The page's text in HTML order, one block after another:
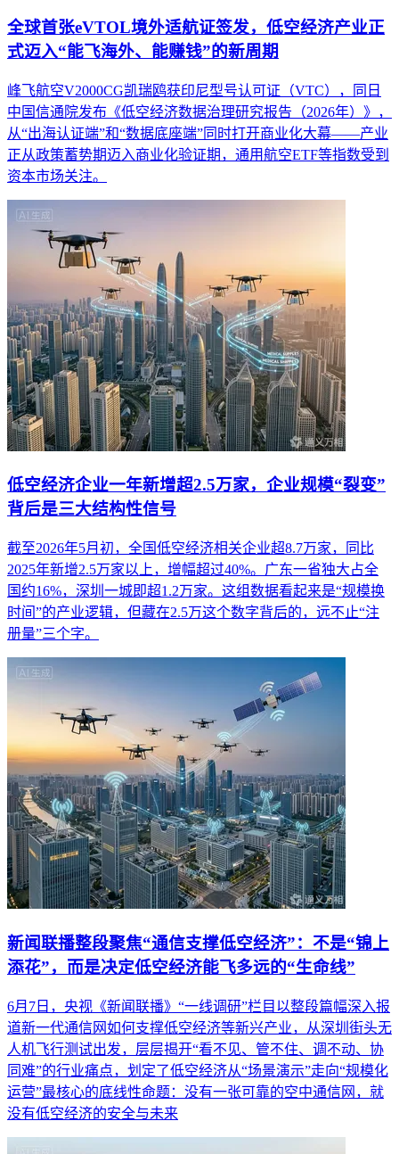
全球首张eVTOL境外适航证签发，低空经济产业正
式迈入“能飞海外、能赚钱”的新周期
峰飞航空V2000CG凯瑞鸥获印尼型号认可证（VTC），同日
中国信通院发布《低空经济数据治理研究报告（2026年）》，
从“出海认证端”和“数据底座端”同时打开商业化大幕——产业
正从政策蓄势期迈入商业化验证期，通用航空ETF等指数受到
资本市场关注。
低空经济企业一年新增超2.5万家，企业规模“裂变”
背后是三大结构性信号
截至2026年5月初，全国低空经济相关企业超8.7万家，同比
2025年新增2.5万家以上，增幅超过40%。广东一省独大占全
国约16%，深圳一城即超1.2万家。这组数据看起来是“规模换
时间”的产业逻辑，但藏在2.5万这个数字背后的，远不止“注
册量”三个字。
新闻联播整段聚焦“通信支撑低空经济”：不是“锦上
添花”，而是决定低空经济能飞多远的“生命线”
6月7日，央视《新闻联播》“一线调研”栏目以整段篇幅深入报
道新一代通信网如何支撑低空经济等新兴产业，从深圳街头无
人机飞行测试出发，层层揭开“看不见、管不住、调不动、协
同难”的行业痛点，划定了低空经济从“场景演示”走向“规模化
运营”最核心的底线性命题：没有一张可靠的空中通信网，就
没有低空经济的安全与未来